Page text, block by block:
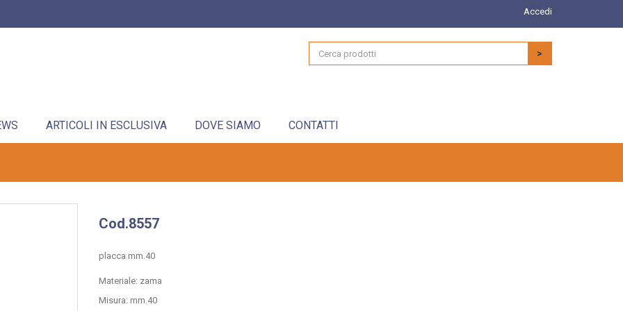
Accedi
>
ARTICOLI IN ESCLUSIVA DOVE SIAMO CONTATTI
Cod.8557
placca mm.40
Materiale: zama
Misura: mm.40